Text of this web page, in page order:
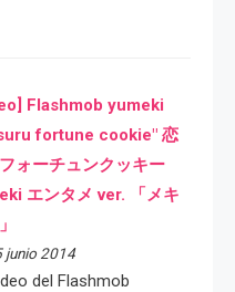
Flashmob yumeki
fortune cookie" 恋
ォーチュンクッキー
エンタメ ver. 「メキ
junio 2014
del Flashmob